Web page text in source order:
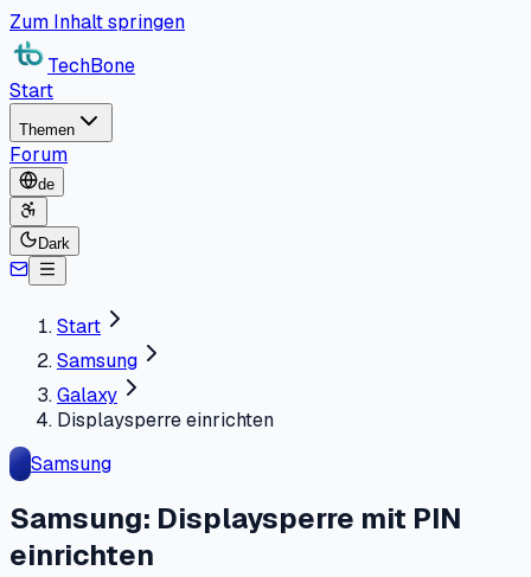
Zum Inhalt springen
TechBone
Start
Themen
Forum
de
Dark
Start
Samsung
Galaxy
Displaysperre einrichten
Samsung
Samsung: Displaysperre mit PIN
einrichten